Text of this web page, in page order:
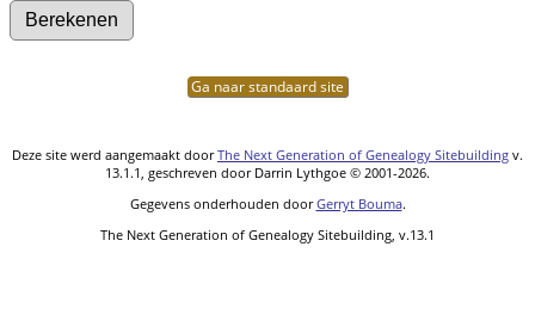
Ga naar standaard site
Deze site werd aangemaakt doorThe Next Generation of Genealogy Sitebuilding v.
13.1.1, geschreven door Darrin Lythgoe © 2001-2026.
Gegevens onderhouden doorGerryt Bouma.
The Next Generation of Genealogy Sitebuilding, v.13.1